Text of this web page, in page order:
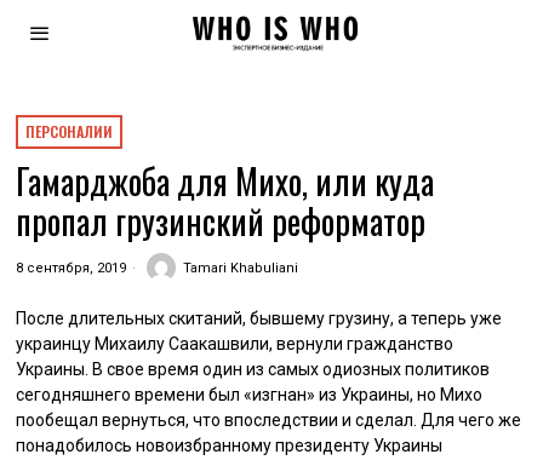
ПЕРСОНАЛИИ
Гамарджоба для Михо, или куда
пропал грузинский реформатор
8 сентября, 2019 Tamari Khabuliani
После длительных скитаний, бывшему грузину, а теперь уже
украинцу Михаилу Саакашвили, вернули гражданство
Украины. В свое время один из самых одиозных политиков
сегодняшнего времени был «изгнан» из Украины, но Михо
пообещал вернуться, что впоследствии и сделал. Для чего же
понадобилось новоизбранному президенту Украины